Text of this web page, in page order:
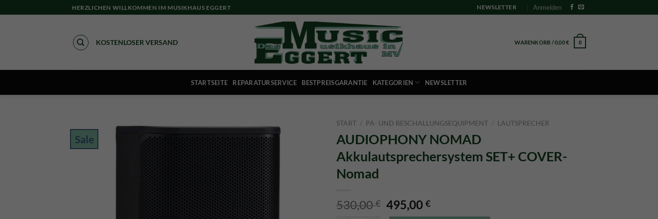
to
HERZLICHEN WILLKOMMEN IM MUSIKHAUS EGGERT NEWSLETTER Anmelden
KOSTENLOSER VERSAND WARENKORB /0,00€ 0
STARTSEITE REPARATURSERVICE BESTPREISGARANTIE KATEGORIEN NEWSLETTER
Sale
START / PA- UND BESCHALLUNGSEQUIPMENT / LAUTSPRECHER
AUDIOPHONY NOMAD
Akkulautsprechersystem SET+ COVER-
Nomad
530,00€ Ursprünglicher
Preis
495,00€Aktueller
Preis